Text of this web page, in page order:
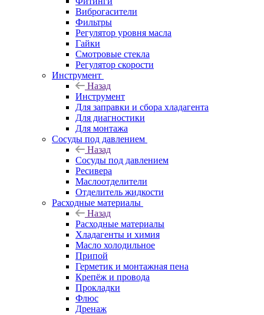
Виброгасители
Фильтры
Регулятор уровня масла
Гайки
Смотровые стекла
Регулятор скорости
Инструмент
Назад
Инструмент
Для заправки и сбора хладагента
Для диагностики
Для монтажа
Сосуды под давлением
Назад
Сосуды под давлением
Ресивера
Маслоотделители
Отделитель жидкости
Расходные материалы
Назад
Расходные материалы
Хладагенты и химия
Масло холодильное
Припой
Герметик и монтажная пена
Крепёж и провода
Прокладки
Флюс
Дренаж